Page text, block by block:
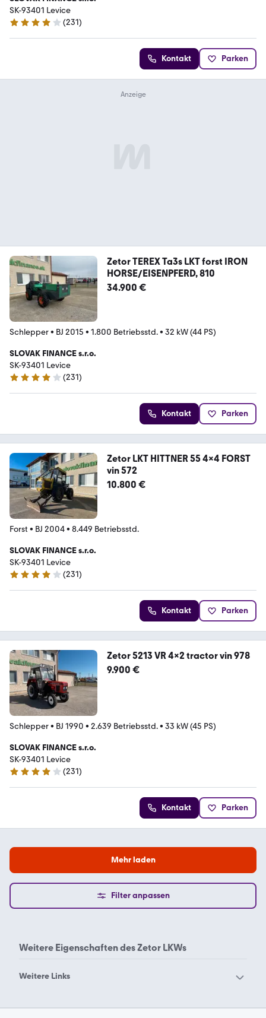
SK-93401 Levice
4.2 Sterne
(231)
Kontakt Parken
Zetor TEREX Ta3s LKT forst IRON
HORSE/EISENPFERD, 810
34.900 €
Schlepper• BJ 2015 • 1.800 Betriebsstd.• 32 kW (44 PS)
SLOVAK FINANCE s.r.o.
SK-93401 Levice
4.2 Sterne
(231)
Kontakt Parken
Zetor LKT HITTNER 55 4x4 FORST
vin 572
10.800 €
Forst • BJ 2004• 8.449 Betriebsstd.
SLOVAK FINANCE s.r.o.
SK-93401 Levice
4.2 Sterne
(231)
Kontakt Parken
Zetor 5213 VR 4x2 tractor vin 978
9.900 €
Schlepper• BJ 1990 • 2.639 Betriebsstd.• 33 kW (45 PS)
SLOVAK FINANCE s.r.o.
SK-93401 Levice
4.2 Sterne
(231)
Kontakt Parken
Mehr laden
Filter anpassen
Weitere Eigenschaften desZetor LKWs
Weitere Links